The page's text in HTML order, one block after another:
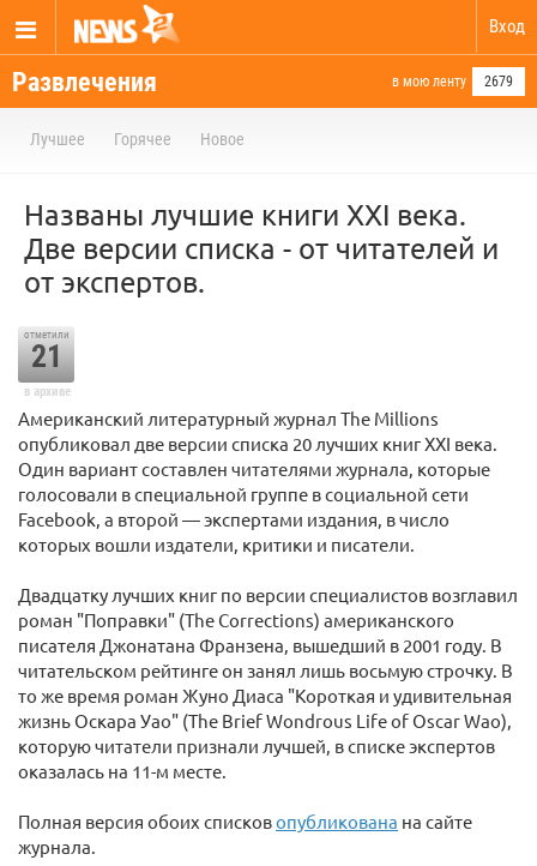
Вход
Развлечения в мою ленту 2679
Лучшее Горячее Новое
Названы лучшие книги XXI века.
Две версии списка - от читателей и
от экспертов.
отметили
21
в архиве
Американский литературный журнал The Millions
опубликовал две версии списка 20 лучших книг XXI века.
Один вариант составлен читателями журнала, которые
голосовали в специальной группе в социальной сети
Facebook, а второй — экспертами издания, в число
которых вошли издатели, критики и писатели.
Двадцатку лучших книг по версии специалистов возглавил
роман "Поправки" (The Corrections) американского
писателя Джонатана Франзена, вышедший в 2001 году. В
читательском рейтинге он занял лишь восьмую строчку. В
то же время роман Жуно Диаса "Короткая и удивительная
жизнь Оскара Уао" (The Brief Wondrous Life of Oscar Wao),
которую читатели признали лучшей, в списке экспертов
оказалась на 11-м месте.
Полная версия обоих списковопубликована на сайте
журнала.